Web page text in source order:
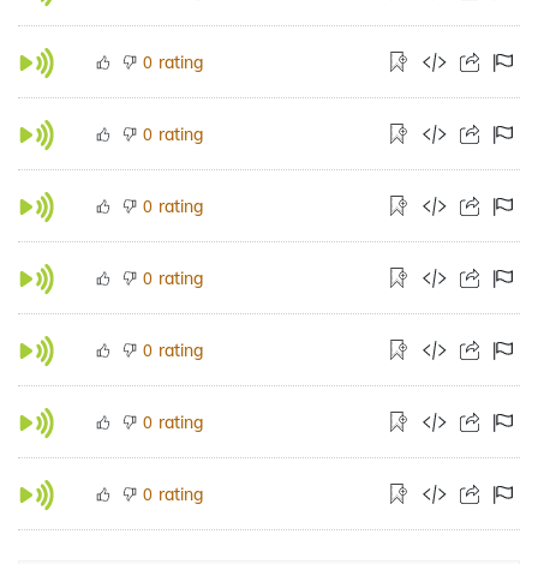
0 rating
0 rating
0 rating
0 rating
0 rating
0 rating
0 rating